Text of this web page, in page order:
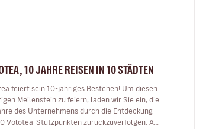
10 JAHRE REISEN IN 10 STÄDTEN
feiert sein 10-jähriges Bestehen! Um diesen
Meilenstein zu feiern, laden wir Sie ein, die
des Unternehmens durch die Entdeckung
Volotea-Stützpunkten zurückzuverfolgen. Am